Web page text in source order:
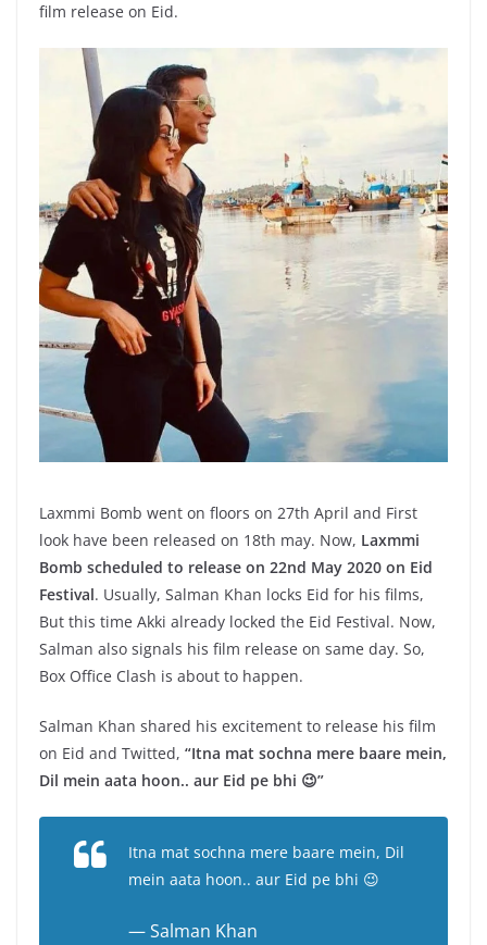
film release on Eid.
Laxmmi Bomb went on floors on 27th April and First
look have been released on 18th may. Now, Laxmmi
Bomb scheduled to release on 22nd May 2020 on Eid
Festival. Usually, Salman Khan locks Eid for his films,
But this time Akki already locked the Eid Festival. Now,
Salman also signals his film release on same day. So,
Box Office Clash is about to happen.
Salman Khan shared his excitement to release his film
on Eid and Twitted, “Itna mat sochna mere baare mein,
Dil mein aata hoon.. aur Eid pe bhi 😉”
Itna mat sochna mere baare mein, Dil
mein aata hoon.. aur Eid pe bhi 😉
— Salman Khan